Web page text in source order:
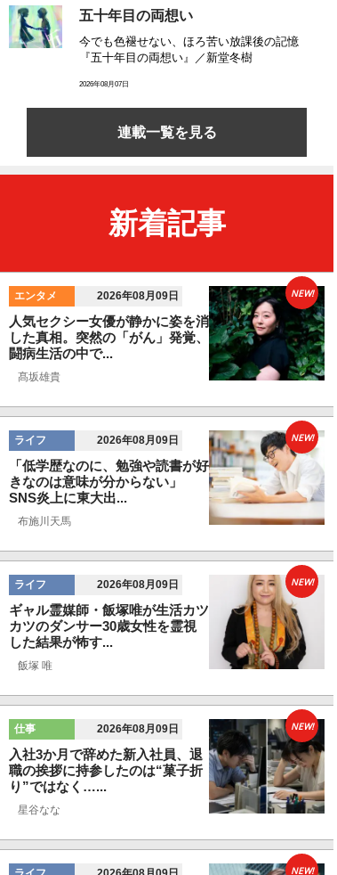
五十年目の両想い
今でも色褪せない、ほろ苦い放課後の記憶
『五十年目の両想い』／新堂冬樹
2026年08月07日
連載一覧を見る
新着記事
エンタメ 2026年08月09日
人気セクシー女優が静かに姿を消
した真相。突然の「がん」発覚、
闘病生活の中で...
髙坂雄貴
NEW!
ライフ 2026年08月09日
「低学歴なのに、勉強や読書が好
きなのは意味が分からない」
SNS炎上に東大出...
布施川天馬
NEW!
ライフ 2026年08月09日
ギャル霊媒師・飯塚唯が生活カツ
カツのダンサー30歳女性を霊視
した結果が怖す...
飯塚 唯
NEW!
仕事 2026年08月09日
入社3か月で辞めた新入社員、退
職の挨拶に持参したのは“菓子折
り”ではなく…...
星谷なな
NEW!
NEW!